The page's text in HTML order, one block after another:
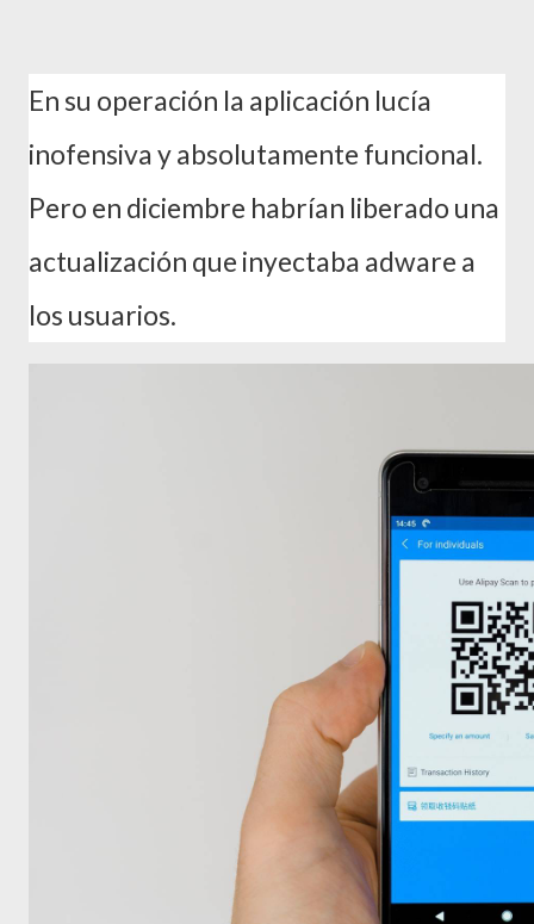
En su operación la aplicación lucía
inofensiva y absolutamente funcional.
Pero en diciembre habrían liberado una
actualización que inyectaba adware a
los usuarios.